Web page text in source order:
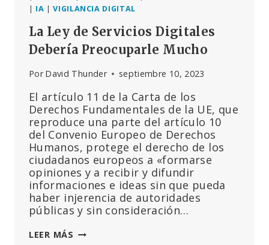
| IA |VIGILANCIA DIGITAL
La Ley de Servicios Digitales
Debería Preocuparle Mucho
Por David Thunder septiembre 10, 2023
El artículo 11 de la Carta de los
Derechos Fundamentales de la UE, que
reproduce una parte del artículo 10
del Convenio Europeo de Derechos
Humanos, protege el derecho de los
ciudadanos europeos a «formarse
opiniones y a recibir y difundir
informaciones e ideas sin que pueda
haber injerencia de autoridades
públicas y sin consideración…
LEER MÁS LA